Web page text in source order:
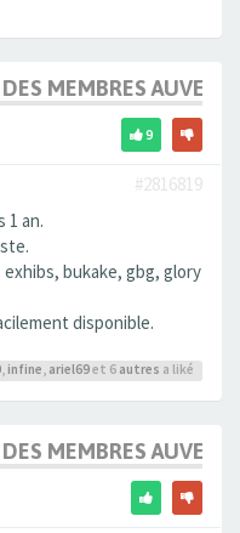
MEMBRES
9
#2816819
1 an.
bukake, gbg, glory
disponible.
, infine, ariel69et 6 autres a liké
MEMBRES